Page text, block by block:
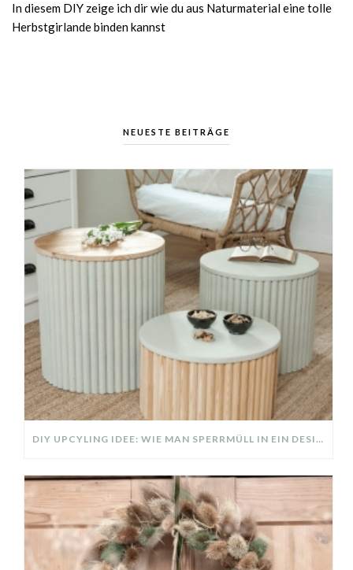
In diesem DIY zeige ich dir wie du aus Naturmaterial eine tolle
Herbstgirlande binden kannst
NEUESTE BEITRÄGE
DIY UPCYLING IDEE: WIE MAN SPERRMÜLL IN EIN DESIGNER TEIL VERWANDELT